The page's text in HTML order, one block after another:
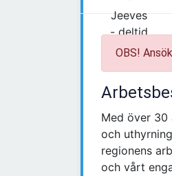
OBS!
Med över 30
och
regionens
och vårt